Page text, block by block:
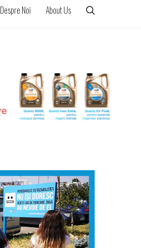
Despre Noi About Us